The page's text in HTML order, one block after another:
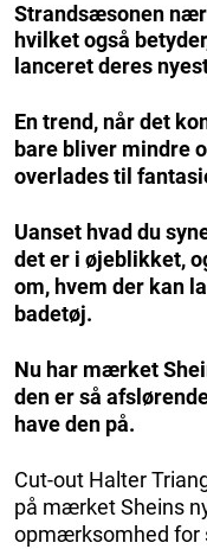
Strandsæsonen
hvilket også
lanceret deres
En trend, når det
bare bliver mindre
overlades til
Uanset hvad du
det er i øjeblikket,
om, hvem der kan
badetøj.
Nu har mærket
den er så
have den på.
Cut-out Halter
på mærket Sheins
opmærksomhed for